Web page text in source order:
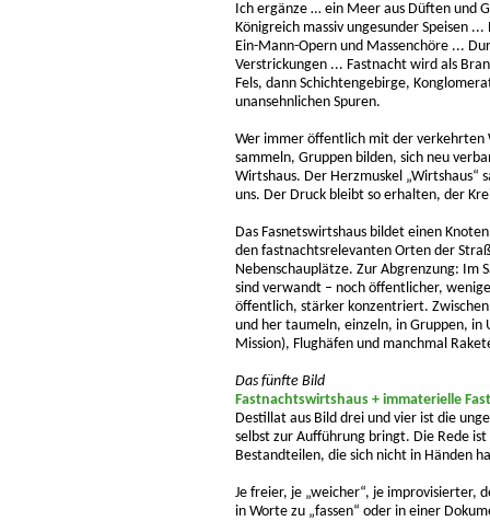
Ich ergänze … ein Meer aus Düften und
Königreich massiv ungesunder Speisen
Ein-Mann-Opern und Massenchöre ...
Verstrickungen ... Fastnacht wird als
Fels, dann Schichtengebirge,
unansehnlichen Spuren.
Wer immer öffentlich mit der verkehrten
sammeln, Gruppen bilden, sich neu
Wirtshaus. Der Herzmuskel „Wirtshaus“
uns. Der Druck bleibt so erhalten, der
Das Fasnetswirtshaus bildet einen
den fastnachtsrelevanten Orten der
Nebenschauplätze. Zur Abgrenzung: Im
sind verwandt – noch öffentlicher,
öffentlich, stärker konzentriert.
und her taumeln, einzeln, in Gruppen, in
Mission), Flughäfen und manchmal
Das fünfte Bild
Fastnachtswirtshaus + immaterielle
Destillat aus Bild drei und vier ist die
selbst zur Aufführung bringt. Die Rede
Bestandteilen, die sich nicht in Händen
Je freier, je „weicher“, je improvisierter,
in Worte zu „fassen“ oder in einer